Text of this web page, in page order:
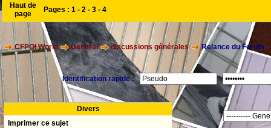
Haut de
page
Pages : 1 - 2 - 3 - 4
CFPOI World General discussions générales Relance du Forum
Identification rapide :
Divers
Imprimer ce sujet